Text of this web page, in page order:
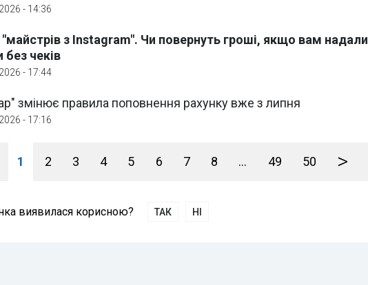
- 14:36
з Instagram". Чи повернуть гроші, якщо вам надали
без чеків
- 17:44
змінює правила поповнення рахунку вже з липня
- 17:16
1 2 3 4 5 6 7 8 ... 49 50 >
виявилася корисною? ТАК НІ